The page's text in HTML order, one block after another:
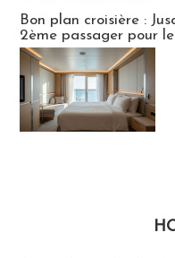
Bon plan croisière :
2ème passager pour